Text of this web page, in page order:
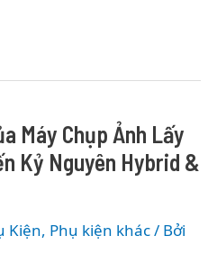
Máy Chụp Ảnh Lấy
Kỷ Nguyên Hybrid &
Kiện, Phụ kiện khác/ Bởi